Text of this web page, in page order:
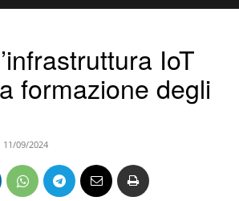
IoT
formazione degli
11/09/2024